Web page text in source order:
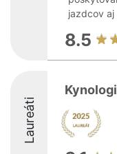
jazdcov aj
8.5
Laureáti